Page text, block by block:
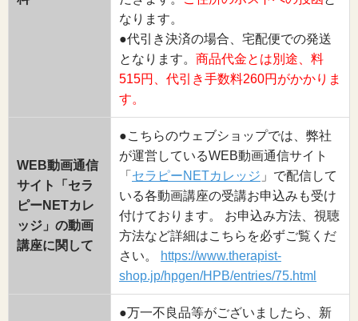
なります。
●代引き決済の場合、宅配便での発送
となります。 商品代金とは別途、料
515円、代引き手数料260円がかかりま
す。
WEB動画通信
サイト「セラ
ピーNETカレ
ッジ」の動画
講座に関して
●こちらのウェブショップでは、弊社
が運営しているWEB動画通信サイト
「 セラピーNETカレッジ 」で配信して
いる各動画講座の受講お申込みも受け
付けております。 お申込み方法、視聴
方法など詳細はこちらを必ずご覧くだ
さい。
https://www.therapist-
shop.jp/hpgen/HPB/entries/75.html
●万一不良品等がございましたら、新